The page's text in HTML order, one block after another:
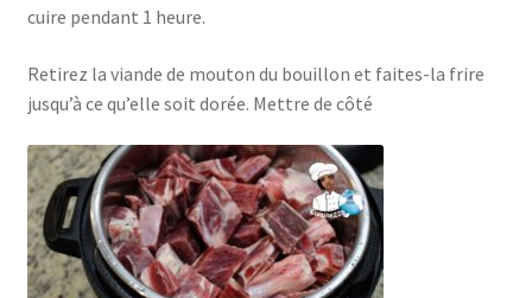
cuire pendant 1 heure.
Retirez la viande de mouton du bouillon et faites-la frire
jusqu’à ce qu’elle soit dorée. Mettre de côté